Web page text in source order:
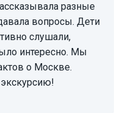
разные
вопросы. Дети
слушали,
интересно. Мы
о Москве.